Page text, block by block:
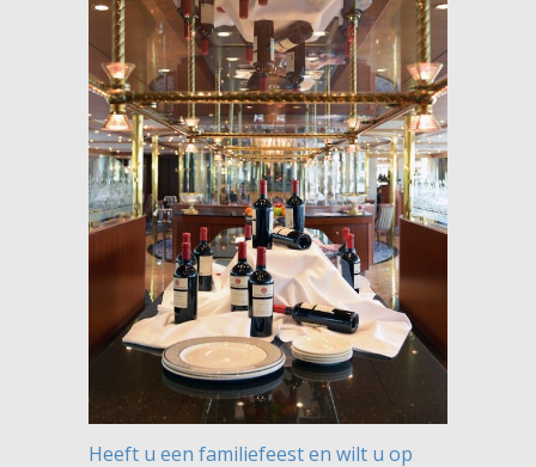
Heeft u een familiefeest en wilt u op